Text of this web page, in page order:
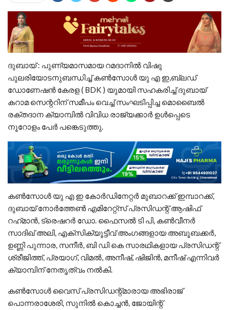
ദുബായ് : പുണ്യമാസമായ റമദാനിൽ വിഷു
പുലരിയോടനുബന്ധിച്ച് കൺസോൾ യു എ ഇ,ബ്ലഡ്
ഡോണേഷൻ കേരള ( BDK ) യുമായി സഹകരിച്ച് ദുബായ്
കറാമ സെന്ററിന് സമീപം വെച്ച് സംഘടിപ്പിച്ച മൊബൈൽ
രക്തദാന ക്യാമ്പിൽ വിവിധ രാജ്യക്കാർ ഉൾപ്പെടെ
നൂറോളം പേർ പങ്കെടുത്തു.
കൺസോൾ യു എ ഇ കോർഡിനേറ്റർ മുബാറക്ക് ഇമ്പാറക്ക്,
ദുബായ് നോർത്തേൺ എമിറേറ്റ്സ് പ്രസിഡന്റ് ആഷിഫ്
റഹ്‌മാൻ, ട്രെഷറർ ഡോ. ഫൈസൽ ടി പി, കൺവീനർ
സാദിഖ് അലി, എക്സിക്യൂട്ടീവ് അംഗങ്ങളായ അബൂബക്കർ,
ഉണ്ണി പുന്നാര, സനീർ, ബി ഡി കെ സാരഥികളായ പ്രസിഡന്റ്
ശ്രീജിത്ത്, പ്രയാഗ്, വിമൽ, അനീഷ്, ഷിജിൻ, മനീഷ് എന്നിവർ
ക്യാമ്പിന് നേതൃത്വം നൽകി.
കൺസോൾ വൈസ് പ്രസിഡന്റ്മാരായ അഭിരാജ്
പൊന്നരാശേരി, സുനിൽ കൊച്ചൻ, ജോയിന്റ്